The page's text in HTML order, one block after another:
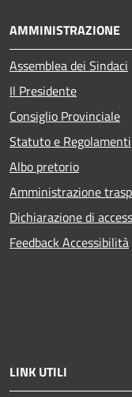
AMMINISTRAZIONE
Assemblea dei Sindaci
Il Presidente
Consiglio Provinciale
Statuto e Regolamenti
Albo pretorio
Amministrazione
Dichiarazione di
Feedback Accessibilità
LINK UTILI